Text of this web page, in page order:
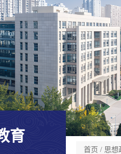
育
首页 / 思想